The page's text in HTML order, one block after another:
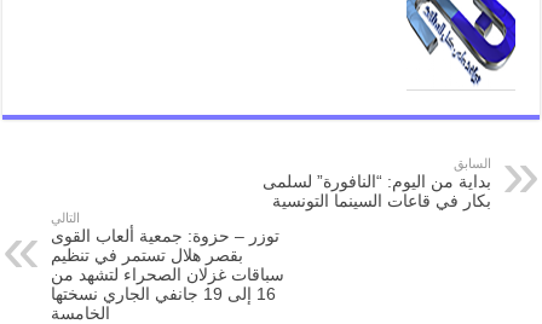
السابق
بداية من اليوم: “النافورة” لسلمى
بكار في قاعات السينما التونسية
التالي
توزر – حزوة: جمعية ألعاب القوى
بقصر هلال تستمر في تنظيم
سباقات غزلان الصحراء لتشهد من
16 إلى 19 جانفي الجاري نسختها
الخامسة